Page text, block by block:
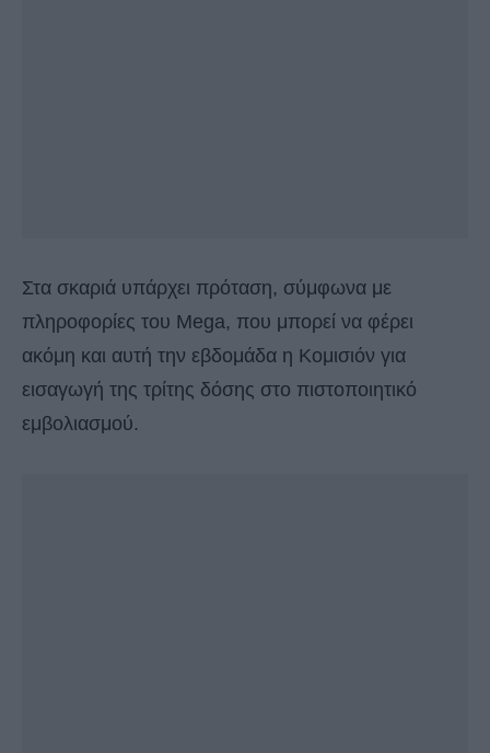
Στα σκαριά υπάρχει πρόταση, σύμφωνα με
πληροφορίες του Mega, που μπορεί να φέρει
ακόμη και αυτή την εβδομάδα η Κομισιόν για
εισαγωγή της τρίτης δόσης στο πιστοποιητικό
εμβολιασμού.